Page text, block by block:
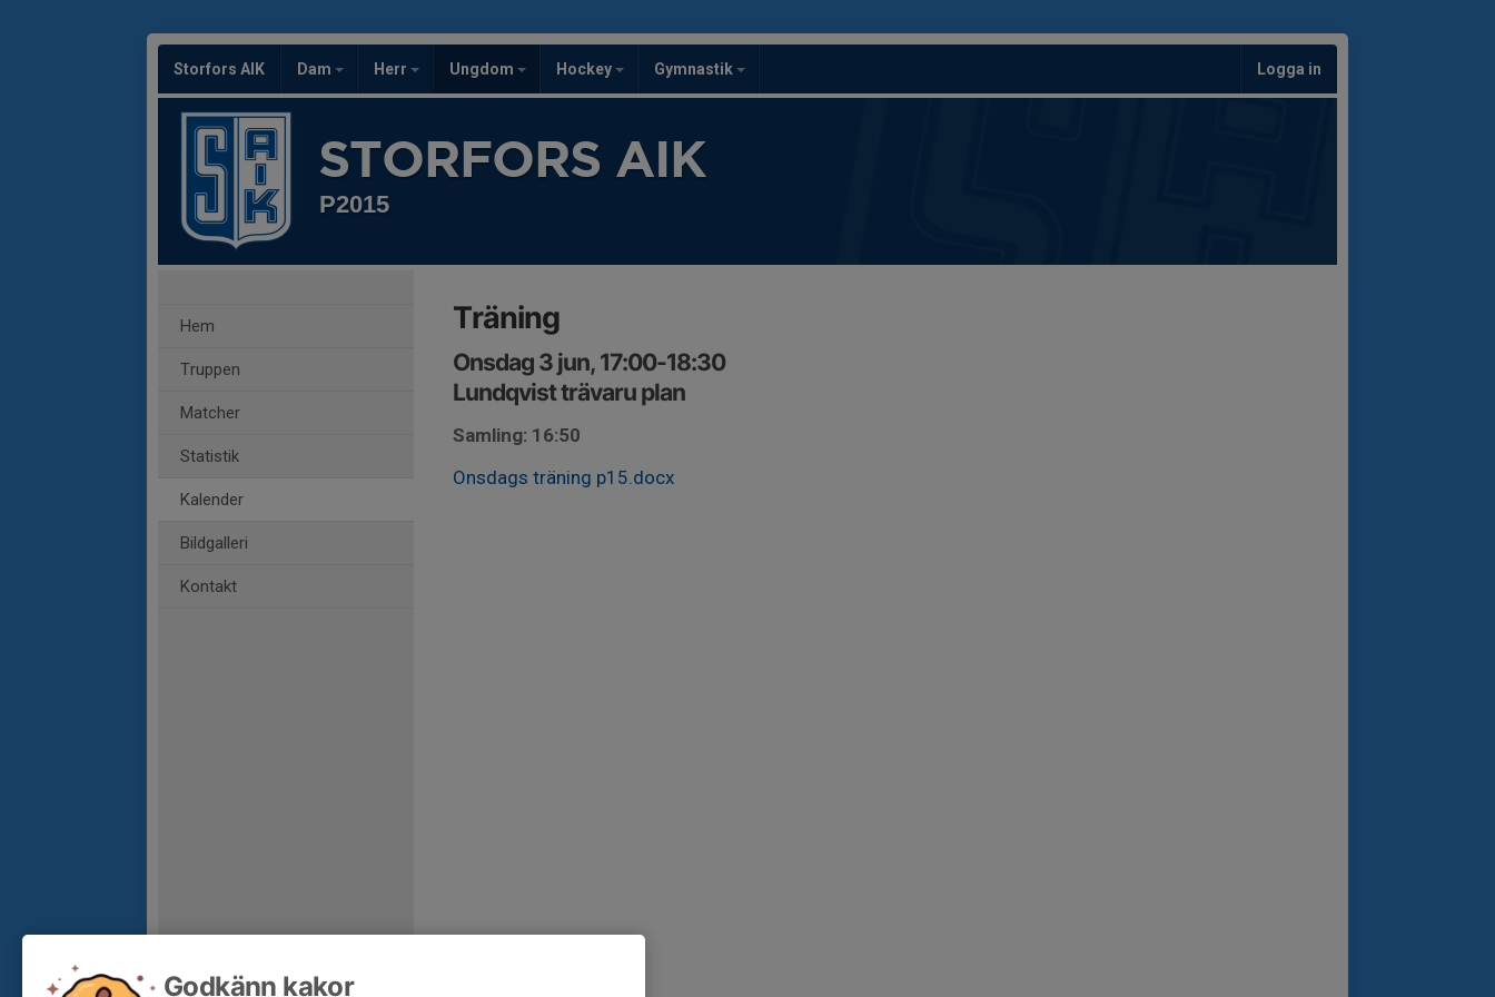
Storfors AIK Dam Herr Ungdom Hockey Gymnastik Logga in
STORFORS AIK
P2015
Hem
Truppen
Matcher
Statistik
Kalender
Bildgalleri
Kontakt
Träning
Onsdag 3 jun, 17:00-18:30
Lundqvist trävaru plan
Samling: 16:50
Onsdags träning p15.docx
Godkänn kakor